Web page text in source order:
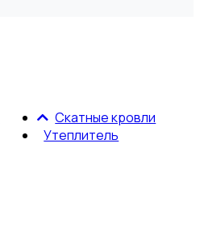
Скатные кровли
Утеплитель